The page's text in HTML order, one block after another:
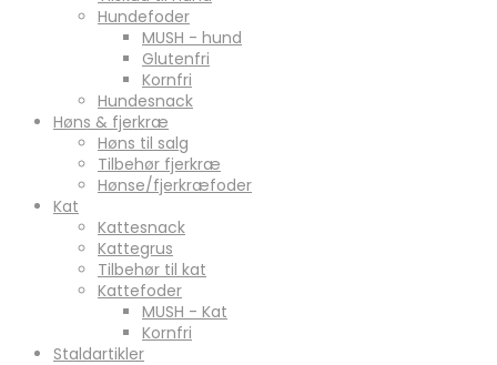
Hundefoder
MUSH - hund
Glutenfri
Kornfri
Hundesnack
Høns & fjerkræ
Høns til salg
Tilbehør fjerkræ
Hønse/fjerkræfoder
Kat
Kattesnack
Kattegrus
Tilbehør til kat
Kattefoder
MUSH - Kat
Kornfri
Staldartikler